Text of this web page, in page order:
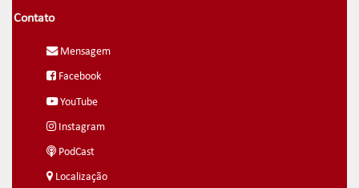
Contato
Mensagem
Facebook
YouTube
Instagram
PodCast
Localização